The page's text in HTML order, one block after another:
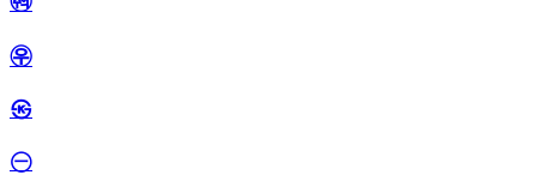
㉾
㉿
㊀